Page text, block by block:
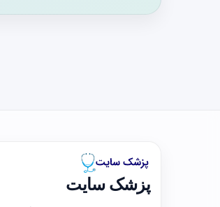
پزشک سایت